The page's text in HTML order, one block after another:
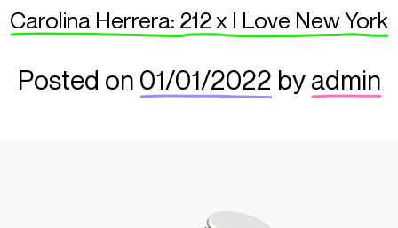
Carolina Herrera: 212 x I Love New York
Posted on 01/01/2022 byadmin